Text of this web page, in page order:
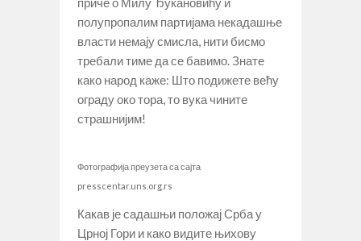
полупропалим партијама некадашње
власти немају смисла, нити бисмо
требали тиме да се бавимо. Знате
како народ каже: Што подижете већу
ограду око тора, то вука чините
страшнијим!
Фотографија преузета са сајта
presscentar.uns.org.rs
Какав је садашњи положај Срба у
Црној Гори и како видите њихову